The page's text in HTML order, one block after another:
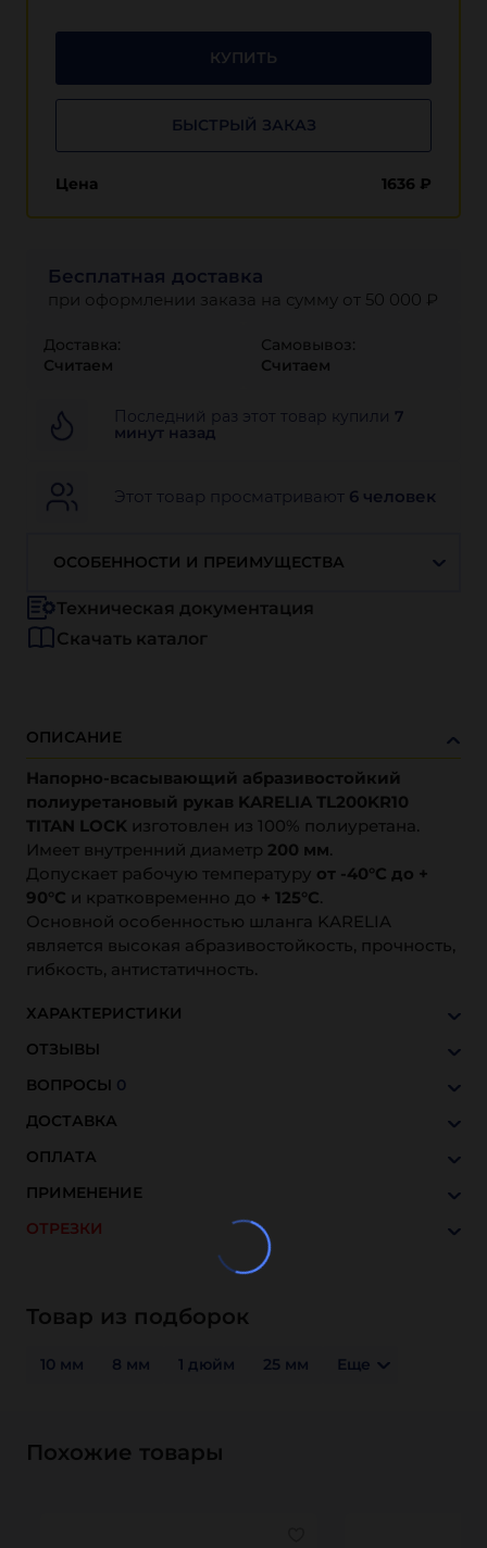
КУПИТЬ
БЫСТРЫЙ ЗАКАЗ
Цена 1636 ₽
Бесплатная доставка
при оформлении заказа на сумму от 50 000 ₽
Доставка:
Считаем
Самовывоз:
Считаем
Последний раз этот товар купили 7
минут назад
Этот товар просматривают 6 человек
ОСОБЕННОСТИ И ПРЕИМУЩЕСТВА
Техническая документация
Скачать каталог
ОПИСАНИЕ
Напорно-всасывающий абразивостойкий
полиуретановый рукав KARELIA TL200KR10
TITAN LOCK изготовлен из 100% полиуретана.
Имеет внутренний диаметр 200 мм.
Допускает рабочую температуру от -40°С до +
90°С и кратковременно до + 125°С.
Основной особенностью шланга KARELIA
является высокая абразивостойкость, прочность,
гибкость, антистатичность.
ХАРАКТЕРИСТИКИ
ОТЗЫВЫ
ВОПРОСЫ 0
ДОСТАВКА
ОПЛАТА
ПРИМЕНЕНИЕ
ОТРЕЗКИ
Товар из подборок
10 мм 8 мм 1 дюйм 25 мм Еще
Похожие товары